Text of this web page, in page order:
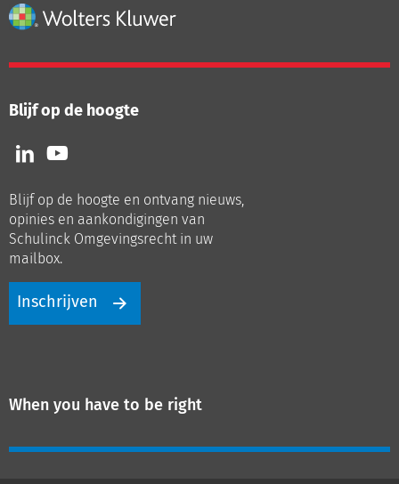
Blijf op de hoogte
Volg
ons
LinkedIn
Volg
ons
Youtube
Blijf op de hoogte en ontvang nieuws,
opinies en aankondigingen van
Schulinck Omgevingsrecht in uw
mailbox.
Inschrijven
When you have to be right